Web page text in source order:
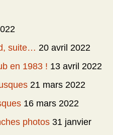
suite… 20 avril 2022
en 1983 ! 13 avril 2022
21 mars 2022
16 mars 2022
photos 31 janvier